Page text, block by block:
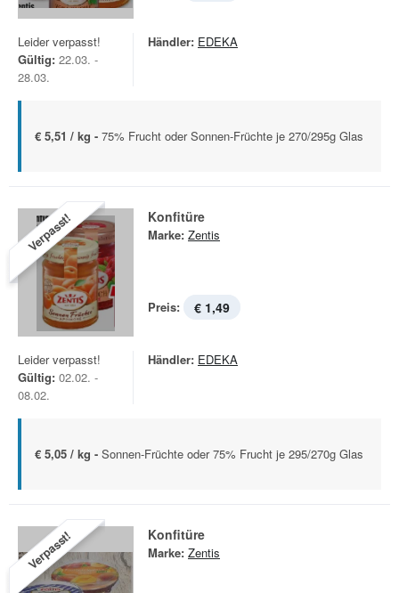
Leider verpasst!
Gültig: 22.03. -
28.03.
Händler: EDEKA
€ 5,51 / kg - 75% Frucht oder Sonnen-Früchte je 270/295g Glas
Verpasst! Konfitüre
Marke: Zentis
Preis: € 1,49
Leider verpasst!
Gültig: 02.02. -
08.02.
Händler: EDEKA
€ 5,05 / kg - Sonnen-Früchte oder 75% Frucht je 295/270g Glas
Verpasst! Konfitüre
Marke: Zentis